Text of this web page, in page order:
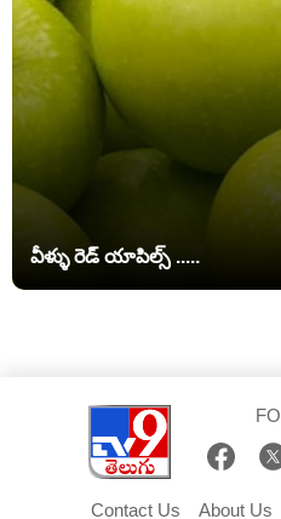
వీళ్ళు రెడ్ యాపిల్స్ .....
Contact Us About Us